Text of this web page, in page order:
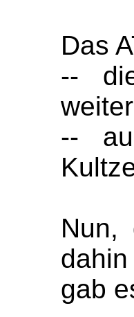
Das
--
--
Nun,
gab